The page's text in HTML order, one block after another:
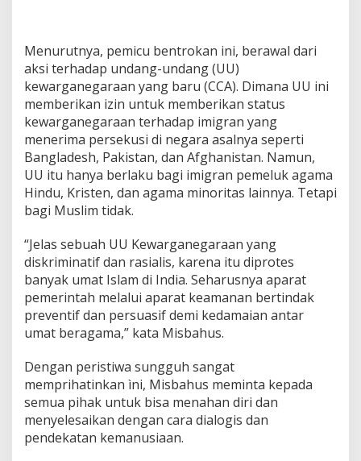
Menurutnya, pemicu bentrokan ini, berawal dari
aksi terhadap undang-undang (UU)
kewarganegaraan yang baru (CCA). Dimana UU ini
memberikan izin untuk memberikan status
kewarganegaraan terhadap imigran yang
menerima persekusi di negara asalnya seperti
Bangladesh, Pakistan, dan Afghanistan. Namun,
UU itu hanya berlaku bagi imigran pemeluk agama
Hindu, Kristen, dan agama minoritas lainnya. Tetapi
bagi Muslim tidak.
“Jelas sebuah UU Kewarganegaraan yang
diskriminatif dan rasialis, karena itu diprotes
banyak umat Islam di India. Seharusnya aparat
pemerintah melalui aparat keamanan bertindak
preventif dan persuasif demi kedamaian antar
umat beragama,” kata Misbahus.
Dengan peristiwa sungguh sangat
memprihatinkan ìni, Misbahus meminta kepada
semua pihak untuk bisa menahan diri dan
menyelesaikan dengan cara dialogis dan
pendekatan kemanusiaan.